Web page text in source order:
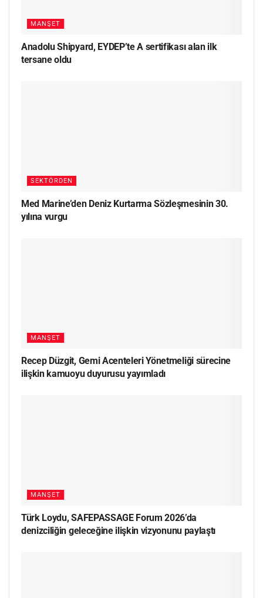
MANŞET
Anadolu Shipyard, EYDEP’te A sertifikası alan ilk
tersane oldu
SEKTÖRDEN
Med Marine’den Deniz Kurtarma Sözleşmesinin 30.
yılına vurgu
MANŞET
Recep Düzgit, Gemi Acenteleri Yönetmeliği sürecine
ilişkin kamuoyu duyurusu yayımladı
MANŞET
Türk Loydu, SAFEPASSAGE Forum 2026’da
denizciliğin geleceğine ilişkin vizyonunu paylaştı